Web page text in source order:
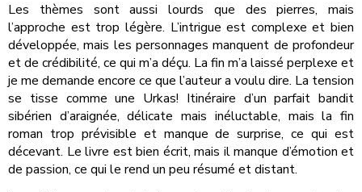
Les thèmes sont aussi lourds que des pierres, mais
l’approche est trop légère. L’intrigue est complexe et bien
développée, mais les personnages manquent de profondeur
et de crédibilité, ce qui m’a déçu. La fin m’a laissé perplexe et
je me demande encore ce que l’auteur a voulu dire. La tension
se tisse comme une Urkas! Itinéraire d’un parfait bandit
sibérien d’araignée, délicate mais inéluctable, mais la fin
roman trop prévisible et manque de surprise, ce qui est
décevant. Le livre est bien écrit, mais il manque d’émotion et
de passion, ce qui le rend un peu résumé et distant.